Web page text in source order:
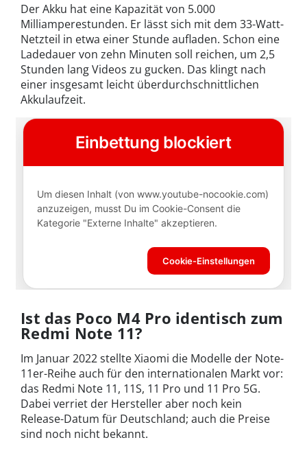
Der Akku hat eine Kapazität von 5.000
Milliamperestunden. Er lässt sich mit dem 33-Watt-
Netzteil in etwa einer Stunde aufladen. Schon eine
Ladedauer von zehn Minuten soll reichen, um 2,5
Stunden lang Videos zu gucken. Das klingt nach
einer insgesamt leicht überdurchschnittlichen
Akkulaufzeit.
Ist das Poco M4 Pro identisch zum
Redmi Note 11?
Im Januar 2022 stellte Xiaomi die Modelle der Note-
11er-Reihe auch für den internationalen Markt vor:
das Redmi Note 11, 11S, 11 Pro und 11 Pro 5G.
Dabei verriet der Hersteller aber noch kein
Release-Datum für Deutschland; auch die Preise
sind noch nicht bekannt.